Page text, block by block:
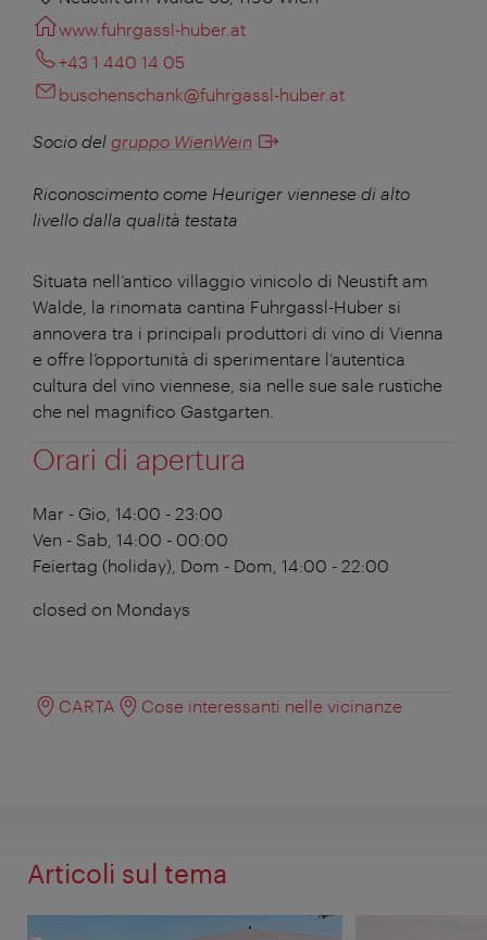
www.fuhrgassl-huber.at
+43 1 440 14 05
buschenschank@fuhrgassl-huber.at
Socio del gruppo WienWein
Riconoscimento come Heuriger viennese di alto
livello dalla qualità testata
Situata nell’antico villaggio vinicolo di Neustift am
Walde, la rinomata cantina Fuhrgassl-Huber si
annovera tra i principali produttori di vino di Vienna
e offre l’opportunità di sperimentare l’autentica
cultura del vino viennese, sia nelle sue sale rustiche
che nel magnifico Gastgarten.
Orari di apertura
Mar - Gio, 14:00 - 23:00
Ven - Sab, 14:00 - 00:00
Feiertag (holiday), Dom - Dom, 14:00 - 22:00
closed on Mondays
CARTA Cose interessanti nelle vicinanze
Articoli sul tema